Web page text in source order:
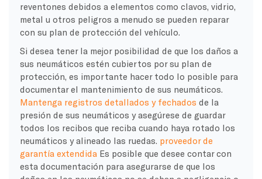
reventones debidos a elementos como clavos, vidrio,
metal u otros peligros a menudo se pueden reparar
con su plan de protección del vehículo.
Si desea tener la mejor posibilidad de que los daños a
sus neumáticos estén cubiertos por su plan de
protección, es importante hacer todo lo posible para
documentar el mantenimiento de sus neumáticos.
Mantenga registros detallados y fechados de la
presión de sus neumáticos y asegúrese de guardar
todos los recibos que reciba cuando haya rotado los
neumáticos y alineado las ruedas. proveedor de
garantía extendida Es posible que desee contar con
esta documentación para asegurarse de que los